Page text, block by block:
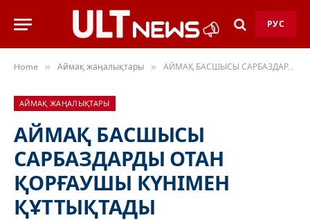
РУС
Home » Аймақ жаңалықтары » АЙМАҚ БАСШЫСЫ САРБАЗДАРДЫ ОТАН ҚОРҒАУШЫ КҮНІМЕН ҚҰТТЫҚТАДЫ
АЙМАҚ ЖАҢАЛЫҚТАРЫ
АЙМАҚ БАСШЫСЫ
САРБАЗДАРДЫ ОТАН
ҚОРҒАУШЫ КҮНІМЕН
ҚҰТТЫҚТАДЫ